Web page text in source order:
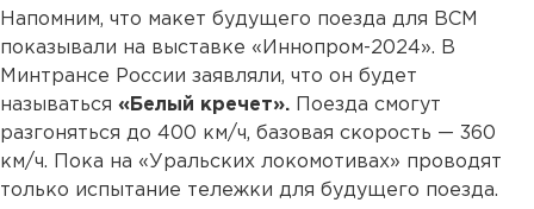
Напомним, что макет будущего поезда для ВСМ
показывали на выставке «Иннопром-2024». В
Минтрансе России заявляли, что он будет
называться «Белый кречет».
Поезда смогут
разгоняться до 400 км/ч, базовая скорость — 360
км/ч. Пока на «Уральских локомотивах» проводят
только испытание тележки для будущего поезда.